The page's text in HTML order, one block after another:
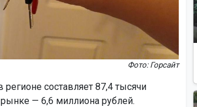
Фото: Горсайт
составляет 87,4 тысячи
— 6,6 миллиона рублей.